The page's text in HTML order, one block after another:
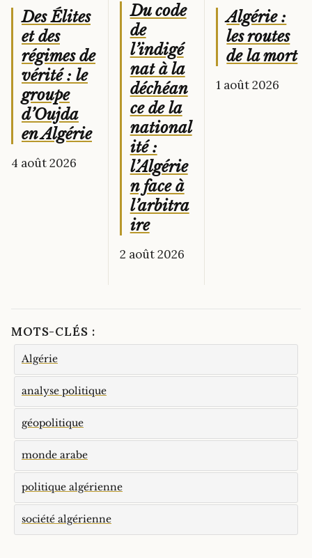
Des Élites
et des
régimes de
vérité : le
groupe
d’Oujda
en Algérie
4 août 2026
Du code
de
l’indigé
nat à la
déchéan
ce de la
national
ité :
l’Algérie
n face à
l’arbitra
ire
2 août 2026
Algérie :
les routes
de la mort
1 août 2026
MOTS-CLÉS :
Algérie
analyse politique
géopolitique
monde arabe
politique algérienne
société algérienne